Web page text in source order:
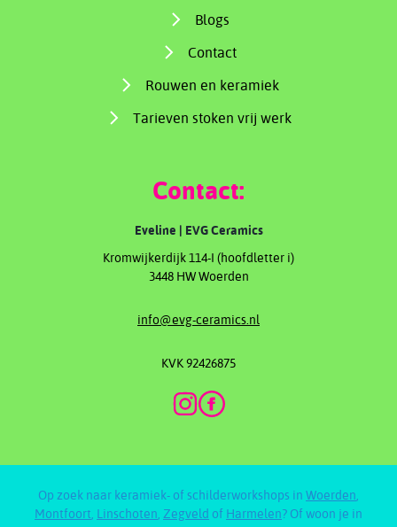
Blogs
Contact
Rouwen en keramiek
Tarieven stoken vrij werk
Contact:
Eveline | EVG Ceramics
Kromwijkerdijk 114-I (hoofdletter i)
3448 HW Woerden
info@evg-ceramics.nl
KVK 92426875
Op zoek naar keramiek- of schilderworkshops in Woerden,
Montfoort, Linschoten, Zegveld of Harmelen? Of woon je in